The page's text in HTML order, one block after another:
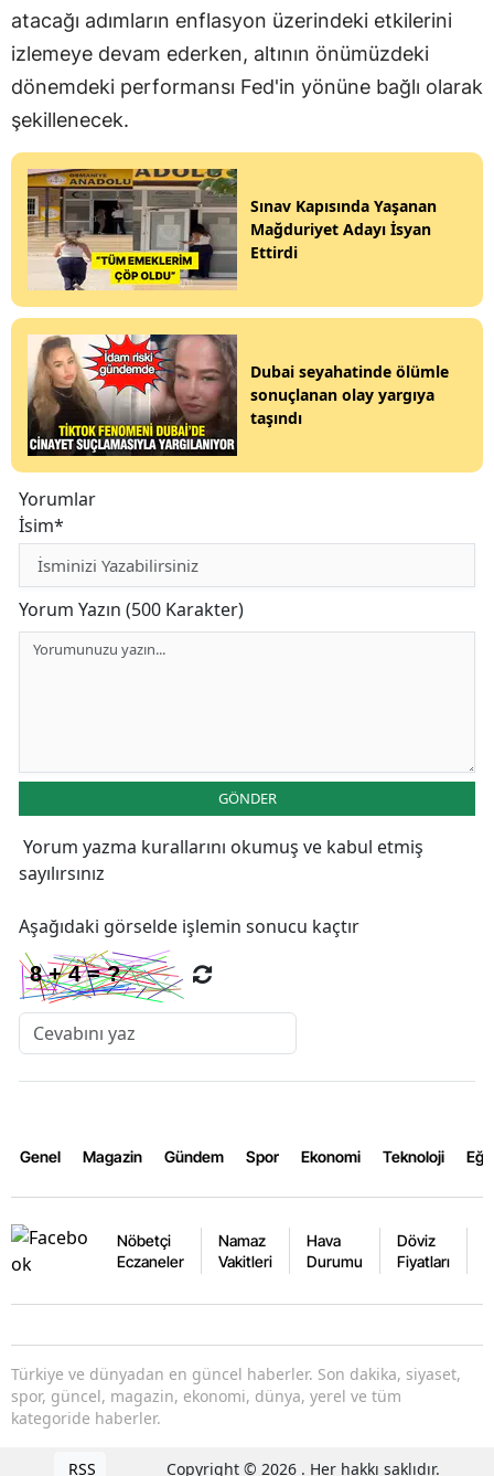
atacağı adımların enflasyon üzerindeki etkilerini
izlemeye devam ederken, altının önümüzdeki
dönemdeki performansı Fed'in yönüne bağlı olarak
şekillenecek.
Sınav Kapısında Yaşanan
Mağduriyet Adayı İsyan
Ettirdi
Dubai seyahatinde ölümle
sonuçlanan olay yargıya
taşındı
Yorumlar
İsim*
Yorum Yazın (500 Karakter)
GÖNDER
Yorum yazma kurallarını okumuş ve kabul etmiş
sayılırsınız
Aşağıdaki görselde işlemin sonucu kaçtır
Genel Magazin Gündem Spor Ekonomi Teknoloji
Nöbetçi
Eczaneler
Namaz
Vakitleri
Hava
Durumu
Döviz
Fiyatları
Türkiye ve dünyadan en güncel haberler. Son dakika, siyaset,
spor, güncel, magazin, ekonomi, dünya, yerel ve tüm
kategoride haberler.
RSS Copyright © 2026 . Her hakkı saklıdır.